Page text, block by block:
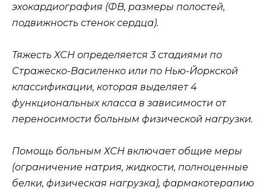
эхокардиография (ФВ, размеры полостей,
подвижность стенок сердца).
Тяжесть ХСН определяется 3 стадиями по
Стражеско-Василенко или по Нью-Йоркской
классификации, которая выделяет 4
функциональных класса в зависимости от
переносимости больным физической нагрузки.
Помощь больным ХСН включает общие меры
(ограничение натрия, жидкости, полноценные
белки, физическая нагрузка), фармакотерапию